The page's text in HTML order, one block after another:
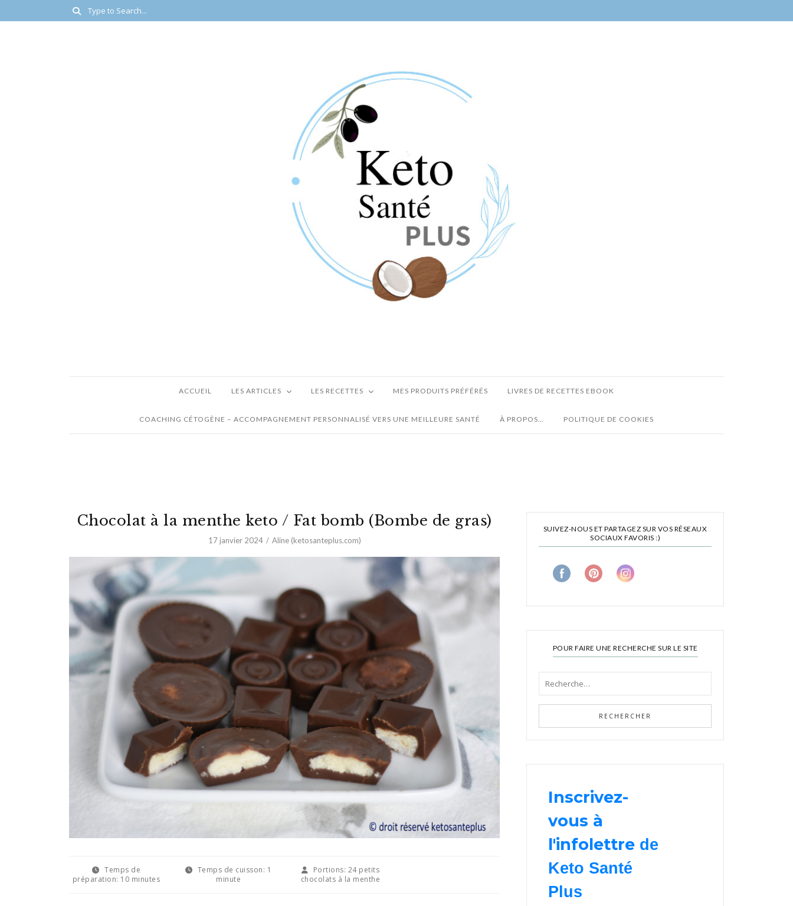
ACCUEIL LES ARTICLES LES RECETTES MES PRODUITS PRÉFÉRÉS LIVRES DE RECETTES EBOOK
COACHING CÉTOGÈNE – ACCOMPAGNEMENT PERSONNALISÉ VERS UNE MEILLEURE SANTÉ À PROPOS… POLITIQUE DE COOKIES
Chocolat à la menthe keto / Fat bomb (Bombe de gras)
17 janvier 2024 Aline (ketosanteplus.com)
Temps de
préparation: 10 minutes
Temps de cuisson: 1
minute
Portions: 24 petits
chocolats à la menthe
SUIVEZ-NOUS ET PARTAGEZ SUR VOS RÉSEAUX
SOCIAUX FAVORIS :)
POUR FAIRE UNE RECHERCHE SUR LE SITE
Inscrivez-
vous à
l'infolettre de
Keto Santé
Plus